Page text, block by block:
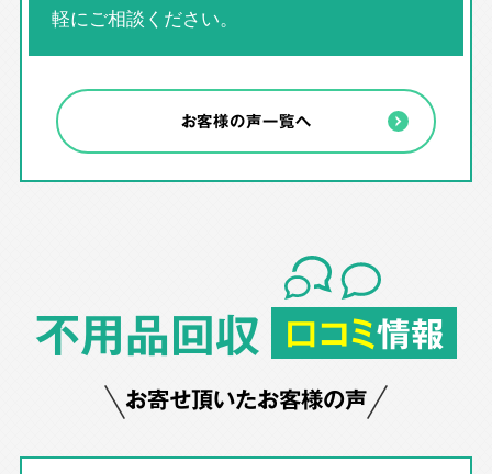
軽にご相談ください。
お客様の声一覧へ
不用品回収 口コミ情報
お寄せ頂いたお客様の声